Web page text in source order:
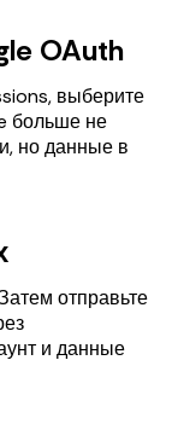
OAuth
выберите
больше не
но данные в
отправьте
и данные